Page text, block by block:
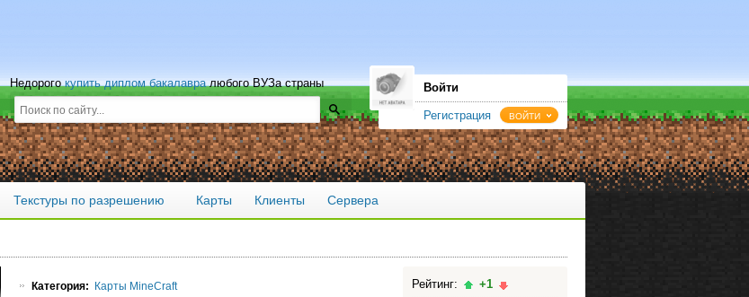
Недорогокупить диплом бакалавралюбого ВУЗа страны Войти
Регистрация ВОЙТИ
Текстуры по разрешению Карты Клиенты Сервера
Категория: Карты MineCraft Рейтинг: +1